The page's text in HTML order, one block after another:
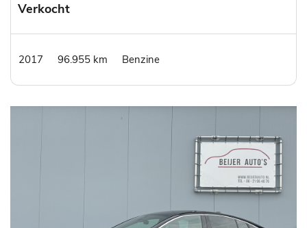
Verkocht
2017 96.955 km Benzine